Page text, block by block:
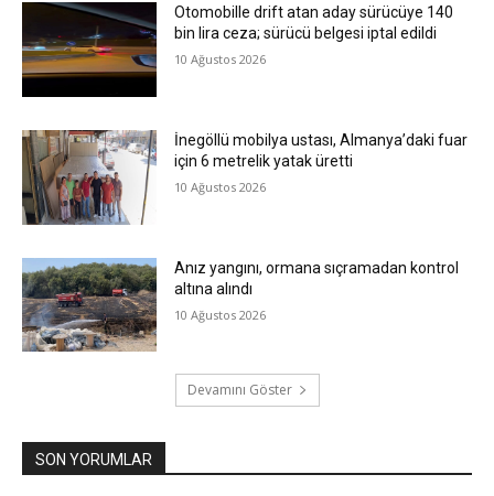
Otomobille drift atan aday sürücüye 140
bin lira ceza; sürücü belgesi iptal edildi
10 Ağustos 2026
İnegöllü mobilya ustası, Almanya’daki fuar
için 6 metrelik yatak üretti
10 Ağustos 2026
Anız yangını, ormana sıçramadan kontrol
altına alındı
10 Ağustos 2026
Devamını Göster
SON YORUMLAR